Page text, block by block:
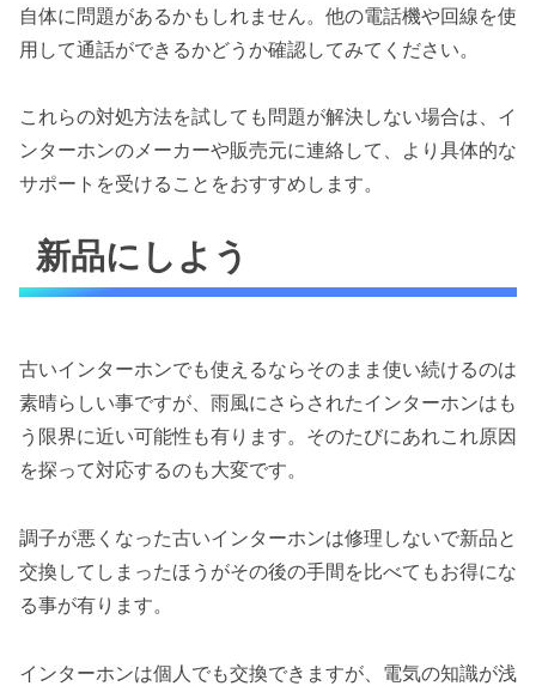
自体に問題があるかもしれません。他の電話機や回線を使
用して通話ができるかどうか確認してみてください。
これらの対処方法を試しても問題が解決しない場合は、イ
ンターホンのメーカーや販売元に連絡して、より具体的な
サポートを受けることをおすすめします。
新品にしよう
古いインターホンでも使えるならそのまま使い続けるのは
素晴らしい事ですが、雨風にさらされたインターホンはも
う限界に近い可能性も有ります。そのたびにあれこれ原因
を探って対応するのも大変です。
調子が悪くなった古いインターホンは修理しないで新品と
交換してしまったほうがその後の手間を比べてもお得にな
る事が有ります。
インターホンは個人でも交換できますが、電気の知識が浅